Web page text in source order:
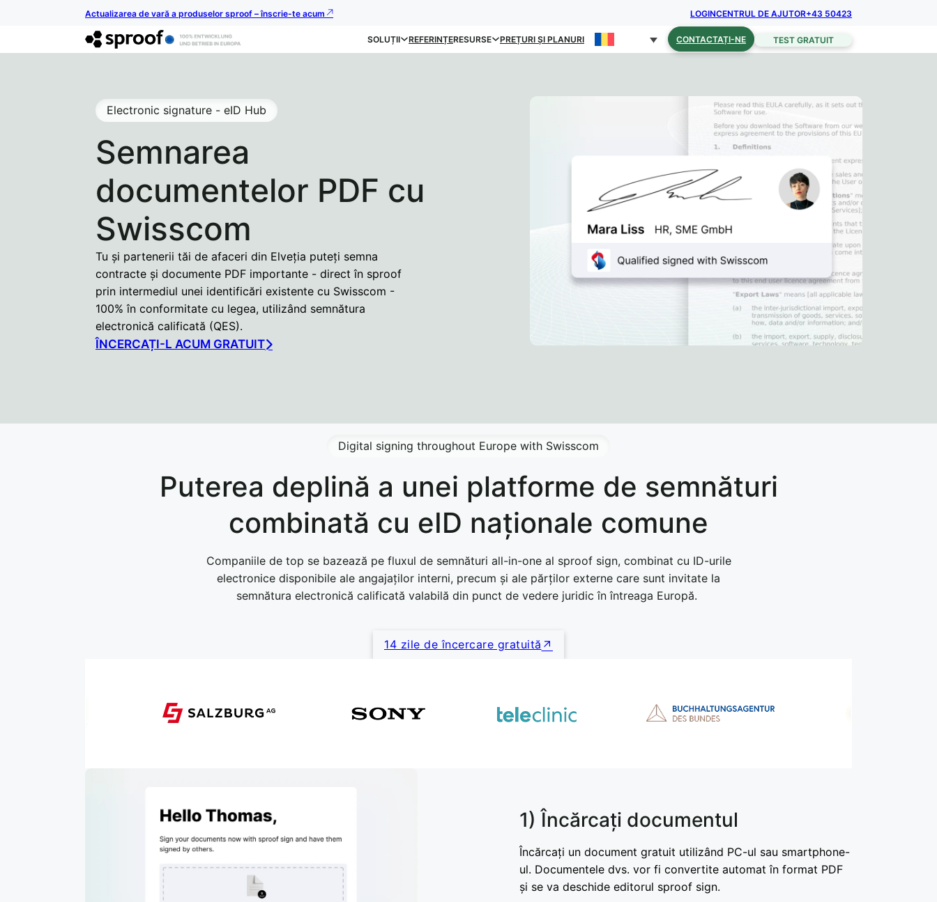
Actualizarea de vară a produselor sproof – înscrie-te acum LOGINCENTRUL DE AJUTOR+43 50423
SOLUȚII REFERINȚERESURSE PREȚURI ȘI PLANURI CONTACTAȚI-NE TEST GRATUIT
Semnarea
documentelor PDF cu
Swisscom
Electronic signature - eID Hub
Tu și partenerii tăi de afaceri din Elveția puteți semna
contracte și documente PDF importante - direct în sproof
prin intermediul unei identificări existente cu Swisscom -
100% în conformitate cu legea, utilizând semnătura
electronică calificată (QES).
ÎNCERCAȚI-L ACUM GRATUIT
Puterea deplină a unei platforme de semnături
combinată cu eID naționale comune
Companiile de top se bazează pe fluxul de semnături all-in-one al sproof sign, combinat cu ID-urile
electronice disponibile ale angajaților interni, precum și ale părților externe care sunt invitate la
semnătura electronică calificată valabilă din punct de vedere juridic în întreaga Europă.
Digital signing throughout Europe with Swisscom
14 zile de încercare gratuită
1) Încărcați documentul
Încărcați un document gratuit utilizând PC-ul sau smartphone-
ul. Documentele dvs. vor fi convertite automat în format PDF
și se va deschide editorul sproof sign.